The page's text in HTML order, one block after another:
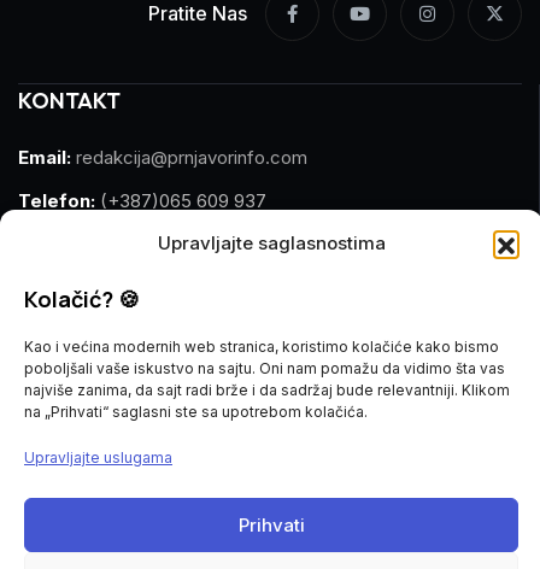
Upravljajte saglasnostima
Kolačić? 🍪
Kao i većina modernih web stranica, koristimo kolačiće kako bismo
poboljšali vaše iskustvo na sajtu. Oni nam pomažu da vidimo šta vas
najviše zanima, da sajt radi brže i da sadržaj bude relevantniji. Klikom
na „Prihvati“ saglasni ste sa upotrebom kolačića.
Upravljajte uslugama
Prihvati
Pratite Nas
KONTAKT
Email: redakcija@prnjavorinfo.com
Telefon: (+387)065 609 937
Telefon: (+387)065 955 355
Imate vijest za nas? Javite nam se na
redakcija@prnjavorinfo.com